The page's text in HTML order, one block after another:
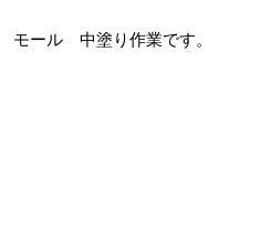
モール 中塗り作業です。